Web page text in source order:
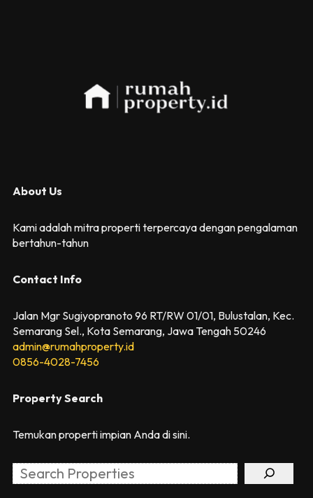
About Us
Kami adalah mitra properti terpercaya dengan pengalaman
bertahun-tahun
Contact Info
Jalan Mgr Sugiyopranoto 96 RT/RW 01/01, Bulustalan, Kec.
Semarang Sel., Kota Semarang, Jawa Tengah 50246
admin@rumahproperty.id
0856-4028-7456
Property Search
Temukan properti impian Anda di sini.
Search